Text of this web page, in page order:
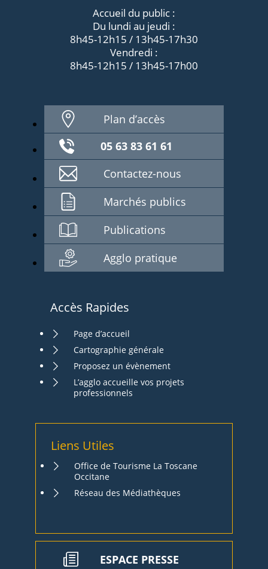
Accueil du public :
Du lundi au jeudi :
8h45-12h15 / 13h45-17h30
Vendredi :
8h45-12h15 / 13h45-17h00
Plan d’accès
05 63 83 61 61
Contactez-nous
Marchés publics
Publications
Agglo pratique
Accès Rapides
Page d’accueil
Cartographie générale
Proposez un évènement
L’agglo accueille vos projets
professionnels
Liens Utiles
Office de Tourisme La Toscane
Occitane
Réseau des Médiathèques
ESPACE PRESSE